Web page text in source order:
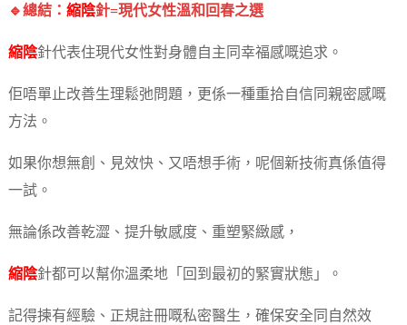
🔹總結： 縮陰針=現代女性溫和回春之選
縮陰針代表住現代女性對身體自主同幸福感嘅追求。
佢唔單止改善生理鬆弛問題，更係一種重拾自信同親密感嘅
方法。
如果你想無創、見效快、又唔想手術，呢個新技術真係值得
一試。
無論係改善乾澀、提升敏感度、重塑緊緻感，
縮陰針都可以幫你溫柔地「回到最初的緊實狀態」。
記得揀有經驗、正規註冊嘅私密醫生，確保安全同自然效